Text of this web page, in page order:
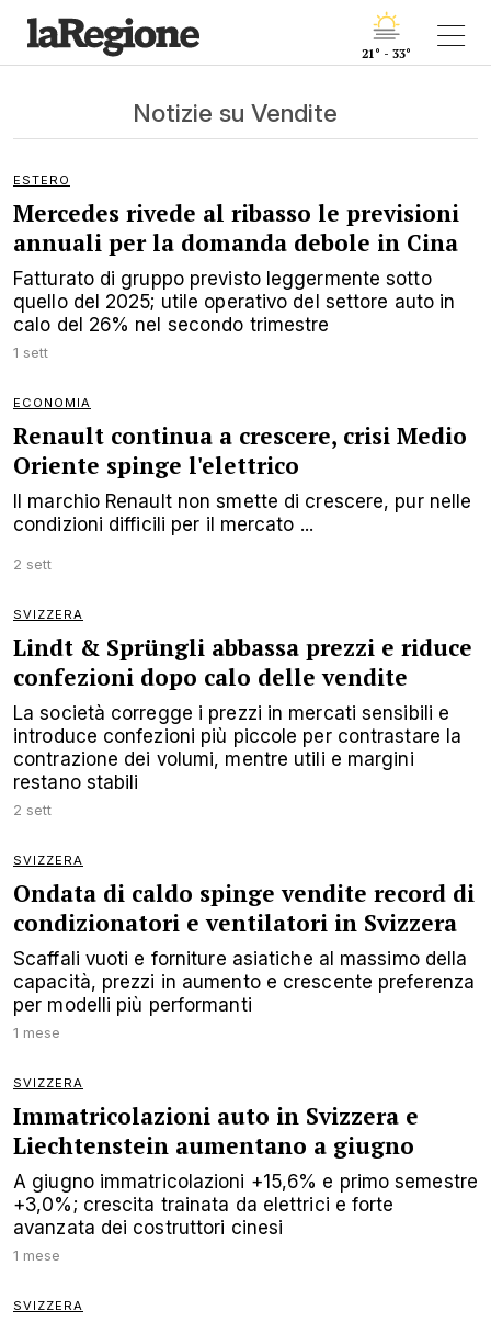
21° - 33°
Notizie su Vendite
ESTERO
Mercedes rivede al ribasso le previsioni
annuali per la domanda debole in Cina
Fatturato di gruppo previsto leggermente sotto
quello del 2025; utile operativo del settore auto in
calo del 26% nel secondo trimestre
1 sett
ECONOMIA
Renault continua a crescere, crisi Medio
Oriente spinge l'elettrico
Il marchio Renault non smette di crescere, pur nelle
condizioni difficili per il mercato ...
2 sett
SVIZZERA
Lindt & Sprüngli abbassa prezzi e riduce
confezioni dopo calo delle vendite
La società corregge i prezzi in mercati sensibili e
introduce confezioni più piccole per contrastare la
contrazione dei volumi, mentre utili e margini
restano stabili
2 sett
SVIZZERA
Ondata di caldo spinge vendite record di
condizionatori e ventilatori in Svizzera
Scaffali vuoti e forniture asiatiche al massimo della
capacità, prezzi in aumento e crescente preferenza
per modelli più performanti
1 mese
SVIZZERA
Immatricolazioni auto in Svizzera e
Liechtenstein aumentano a giugno
A giugno immatricolazioni +15,6% e primo semestre
+3,0%; crescita trainata da elettrici e forte
avanzata dei costruttori cinesi
1 mese
SVIZZERA